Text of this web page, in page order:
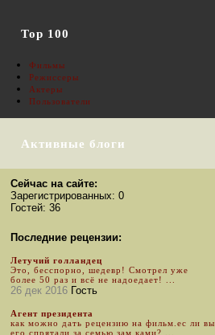
Top 100
Фильмы
Режиссеры
Актеры
Пользователи
Активные блоги
Сейчас на сайте:
Зарегистрированных: 0
Гостей: 36
Последние рецензии:
Летучий голландец
Это, бесспорно, шедевр! Смотрел уже
более 50 раз и всё не надоедает! ...
26 дек 2016 Гость
Агент президента
как можно дать рецензию на фильм.ес ли вы
его спрятали за семью зам ками? ...